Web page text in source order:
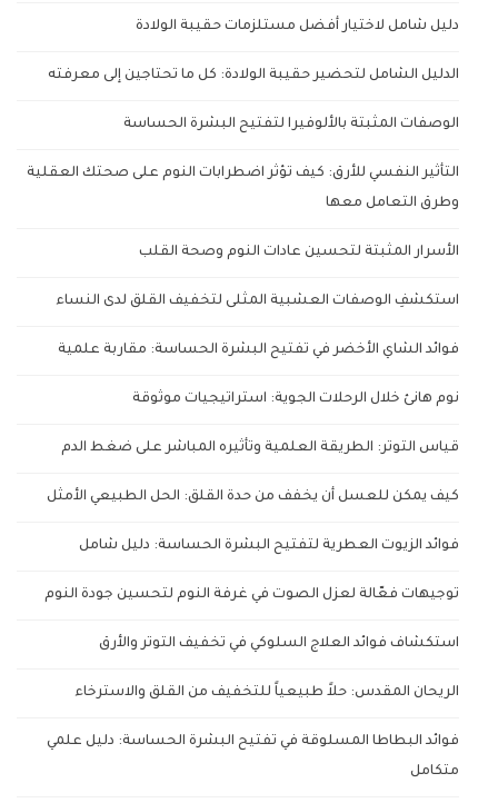
دليل شامل لاختيار أفضل مستلزمات حقيبة الولادة
الدليل الشامل لتحضير حقيبة الولادة: كل ما تحتاجين إلى معرفته
الوصفات المثبتة بالألوفيرا لتفتيح البشرة الحساسة
التأثير النفسي للأرق: كيف تؤثر اضطرابات النوم على صحتك العقلية
وطرق التعامل معها
الأسرار المثبتة لتحسين عادات النوم وصحة القلب
استكشفِ الوصفات العشبية المثلى لتخفيف القلق لدى النساء
فوائد الشاي الأخضر في تفتيح البشرة الحساسة: مقاربة علمية
نوم هانئ خلال الرحلات الجوية: استراتيجيات موثوقة
قياس التوتر: الطريقة العلمية وتأثيره المباشر على ضغط الدم
كيف يمكن للعسل أن يخفف من حدة القلق: الحل الطبيعي الأمثل
فوائد الزيوت العطرية لتفتيح البشرة الحساسة: دليل شامل
توجيهات فعّالة لعزل الصوت في غرفة النوم لتحسين جودة النوم
استكشاف فوائد العلاج السلوكي في تخفيف التوتر والأرق
الريحان المقدس: حلاً طبيعياً للتخفيف من القلق والاسترخاء
فوائد البطاطا المسلوقة في تفتيح البشرة الحساسة: دليل علمي
متكامل